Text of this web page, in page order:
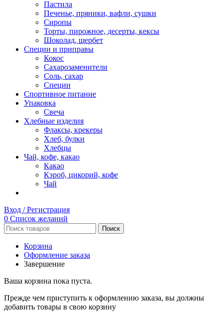
Пастила
Печенье, пряники, вафли, сушки
Сиропы
Торты, пирожное, десерты, кексы
Шоколад, щербет
Специи и приправы
Кокос
Сахарозаменители
Соль, сахар
Специи
Спортивное питание
Упаковка
Свеча
Хлебные изделия
Флаксы, крекеры
Хлеб, булки
Хлебцы
Чай, кофе, какао
Какао
Кэроб, цикорий, кофе
Чай
Вход / Регистрация
0 Список желаний
Поиск
Корзина
Оформление заказа
Завершение
Ваша корзина пока пуста.
Прежде чем приступить к оформлению заказа, вы должны
добавить товары в свою корзину